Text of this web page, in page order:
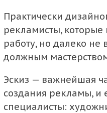
Практически
рекламисты,
работу, но далеко не
должным
Эскиз — важнейшая
создания рекламы, и
специалисты: